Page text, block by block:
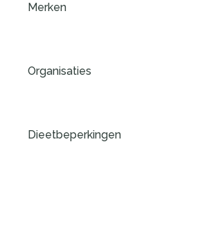
Merken
Organisaties
Dieetbeperkingen